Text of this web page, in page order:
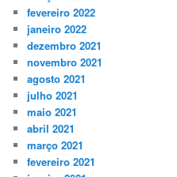
fevereiro 2022
janeiro 2022
dezembro 2021
novembro 2021
agosto 2021
julho 2021
maio 2021
abril 2021
março 2021
fevereiro 2021